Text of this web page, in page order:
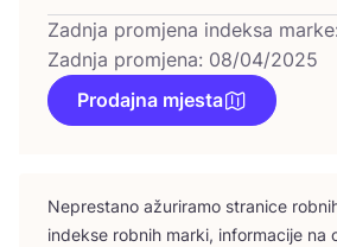
Zadnja promjena indeksa
Zadnja promjena: 08/04/2025
Prodajna mjesta
Nepres­ta­no ažu­ri­ra­mo stra­ni­ce
indek­se rob­nih mar­ki, infor­ma­ci­je na